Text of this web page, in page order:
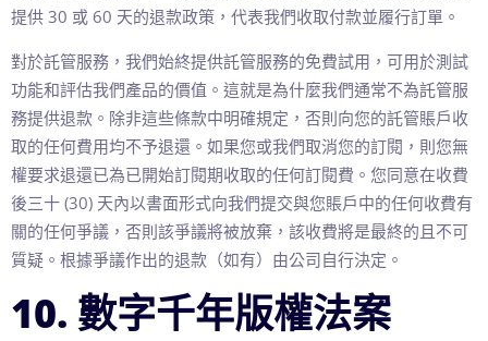
提供 30 或 60 天的退款政策，代表我們收取付款並履行訂單。
對於託管服務，我們始終提供託管服務的免費試用，可用於測試
功能和評估我們產品的價值。這就是為什麼我們通常不為託管服
務提供退款。除非這些條款中明確規定，否則向您的託管賬戶收
取的任何費用均不予退還。如果您或我們取消您的訂閱，則您無
權要求退還已為已開始訂閱期收取的任何訂閱費。您同意在收費
後三十 (30) 天內以書面形式向我們提交與您賬戶中的任何收費有
關的任何爭議，否則該爭議將被放棄，該收費將是最終的且不可
質疑。根據爭議作出的退款（如有）由公司自行決定。
10. 數字千年版權法案